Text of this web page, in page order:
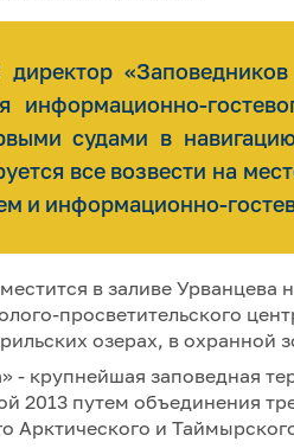
судами в
все возвести на
и информационно-
в заливе Урванцева
просветительского
озерах, в охранной
- крупнейшая заповедная
2013 путем объединения
Арктического и